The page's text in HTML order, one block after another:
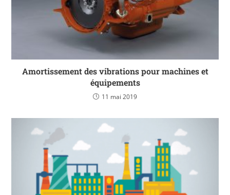
Amortissement des vibrations pour machines et
équipements
11 mai 2019